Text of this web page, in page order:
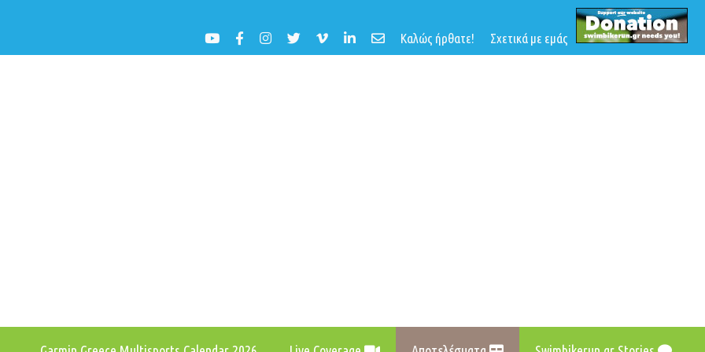
Καλώς ήρθατε! Σχετικά με εμάς